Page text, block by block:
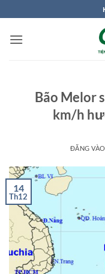
qua
nội
Bão Melor
km/h
ĐĂNG VÀO
14
Th12